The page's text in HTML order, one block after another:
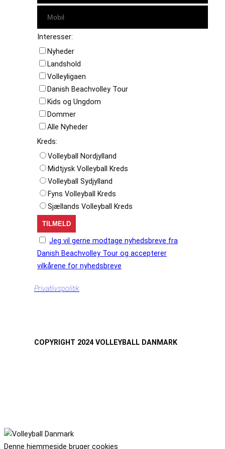
Interesser:
Nyheder
Landshold
Volleyligaen
Danish Beachvolley Tour
Kids og Ungdom
Dommer
Alle Nyheder
Kreds:
Volleyball Nordjylland
Midtjysk Volleyball Kreds
Volleyball Sydjylland
Fyns Volleyball Kreds
Sjællands Volleyball Kreds
Jeg vil gerne modtage nyhedsbreve fra
Danish Beachvolley Tour og accepterer
vilkårene for nyhedsbreve
Privatlivspolitik
COPYRIGHT 2024 VOLLEYBALL DANMARK
Denne hjemmeside bruger cookies